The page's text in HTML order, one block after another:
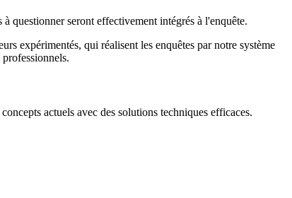
questionner seront effectivement intégrés à l'enquête.
expérimentés, qui réalisent les enquêtes par notre système
actuels avec des solutions techniques efficaces.